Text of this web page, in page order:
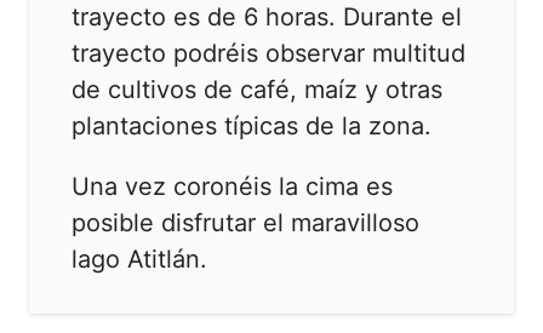
trayecto es de 6 horas. Durante el
trayecto podréis observar multitud
de cultivos de café, maíz y otras
plantaciones típicas de la zona.
Una vez coronéis la cima es
posible disfrutar el maravilloso
lago Atitlán.